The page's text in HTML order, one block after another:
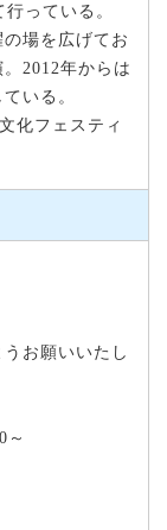
っている。
場を広げてお
2012年からは
いる。
化フェスティ
お願いいたし